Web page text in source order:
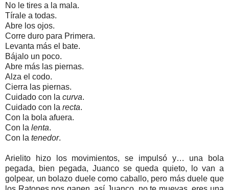
No le tires a la mala.
Tírale a todas.
Abre los ojos.
Corre duro para Primera.
Levanta más el bate.
Bájalo un poco.
Abre más las piernas.
Alza el codo.
Cierra las piernas.
Cuidado con la curva.
Cuidado con la recta.
Con la bola afuera.
Con la lenta.
Con la tenedor.
Arielito hizo los movimientos, se impulsó y… una bola
pegada, bien pegada, Juanco se queda quieto, lo van a
golpear, un bolazo duele como caballo, pero más duele que